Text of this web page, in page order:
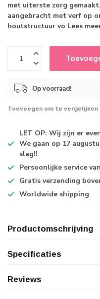
met uiterste zorg
aangebracht met verf op
houtstructuur vo Lees
Op voorraad!
Toevoegen om te vergelijken
LET OP: Wij zijn er
We gaan op 17
slag!!
Persoonlijke service
Gratis verzending
Worldwide shipping
Productomschrijving
Specificaties
Reviews